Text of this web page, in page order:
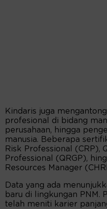
Kindaris juga
profesional di bidang
perusahaan, hingga
manusia. Beberapa
Risk Professional (CRP),
Professional (QRGP),
Resources Manager
Data yang ada
baru di lingkungan PNM.
telah meniti karier